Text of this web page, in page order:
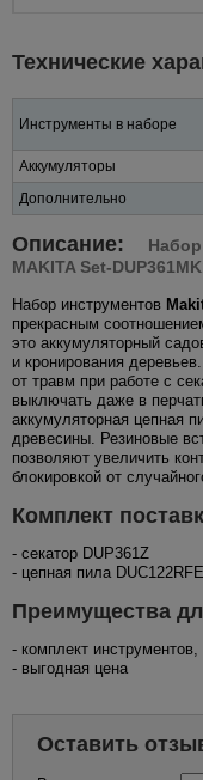
Технические
Инструменты в наборе
Аккумуляторы
Дополнительно
Описание:
MAKITA Set-
Набор инструментов
прекрасным
это аккумуляторный
и кронирования
от травм при работе с
выключать даже в
аккумуляторная цепная
древесины. Резиновые
позволяют увеличить
блокировкой от
Комплект
- секатор DUP361Z
- цепная пила DUC122RFE
Преимущества
- комплект
- выгодная цена
Оставить